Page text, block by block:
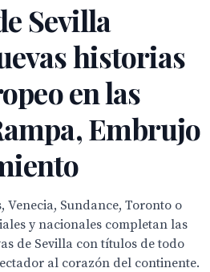
Sevilla
historias
en las
Embrujo
Venecia, Sundance, Toronto o
y nacionales completan las
de Sevilla con títulos de todo
al corazón del continente.